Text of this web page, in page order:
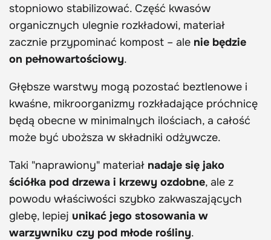
stopniowo stabilizować. Część kwasów
organicznych ulegnie rozkładowi, materiał
zacznie przypominać kompost – ale nie będzie
on pełnowartościowy.
Głębsze warstwy mogą pozostać beztlenowe i
kwaśne, mikroorganizmy rozkładające próchnicę
będą obecne w minimalnych ilościach, a całość
może być uboższa w składniki odżywcze.
Taki "naprawiony" materiał nadaje się jako
ściółka pod drzewa i krzewy ozdobne, ale z
powodu właściwości szybko zakwaszających
glebę, lepiej unikać jego stosowania w
warzywniku czy pod młode rośliny.